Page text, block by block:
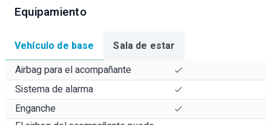
Equipamiento
Vehículo de base
Sala de estar
Airbag para el acompañante
Sistema de alarma
Enganche